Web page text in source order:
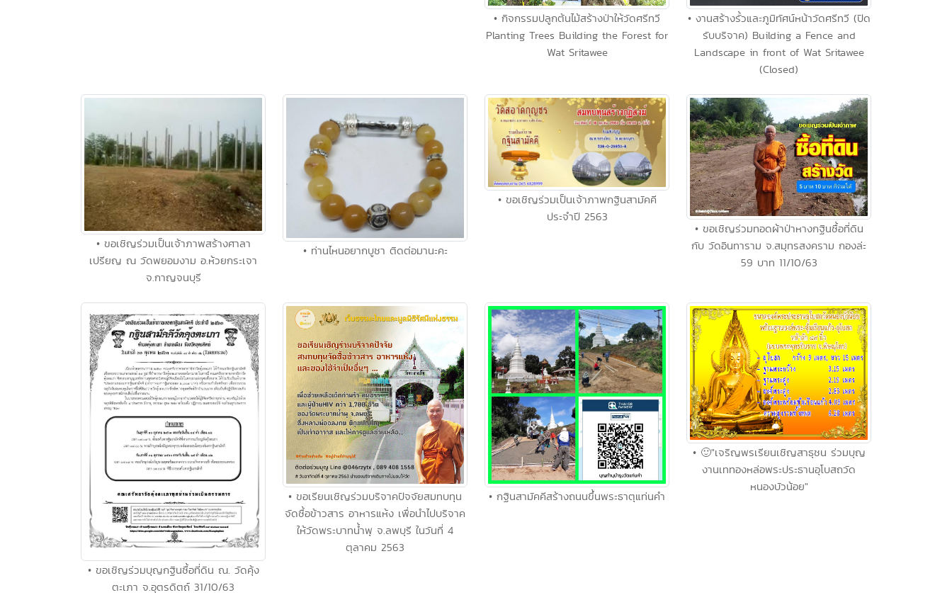
• กิจกรรมปลูกต้นไม้สร้างป่าให้วัดศรีทวี
Planting Trees Building the Forest for
Wat Sritawee
• งานสร้างรั้วและภูมิทัศน์หน้าวัดศรีทวี (ปิด
รับบริจาค) Building a Fence and
Landscape in front of Wat Sritawee
(Closed)
• ขอเชิญร่วมเป็นเจ้าภาพสร้างศาลา
เปรียญ ณ วัดพยอมงาม อ.ห้วยกระเจา
จ.กาญจนบุรี
• ท่านไหนอยากบูชา ติดต่อมานะคะ
• ขอเชิญร่วมเป็นเจ้าภาพกฐินสามัคคี
ประจำปี 2563
• ขอเชิญร่วมทอดผ้าป่าหางกฐินซื้อที่ดิน
กับ วัดอินทาราม จ.สมุทรสงคราม กองล่ะ
59 บาท 11/10/63
• ขอเชิญร่วมบุญกฐินซื้อที่ดิน ณ. วัดคุ้ง
ตะเภา จ.อุตรดิตถ์ 31/10/63
• ขอเรียนเชิญร่วมบริจาคปัจจัยสมทบทุน
จัดซื้อข้าวสาร อาหารแห้ง เพื่อนำไปบริจาค
ให้วัดพระบาทน้ำพุ จ.ลพบุรี ในวันที่ 4
ตุลาคม 2563
• กฐินสามัคคีสร้างถนนขึ้นพระธาตุแท่นคำ
• 🙂"เจริญพรเรียนเชิญสาธุชน ร่วมบุญ
งานเททองหล่อพระประธานอุโบสถวัด
หนองบัวน้อย"